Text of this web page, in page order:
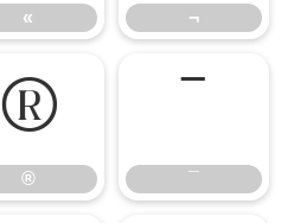
« ¬
®
® ¯